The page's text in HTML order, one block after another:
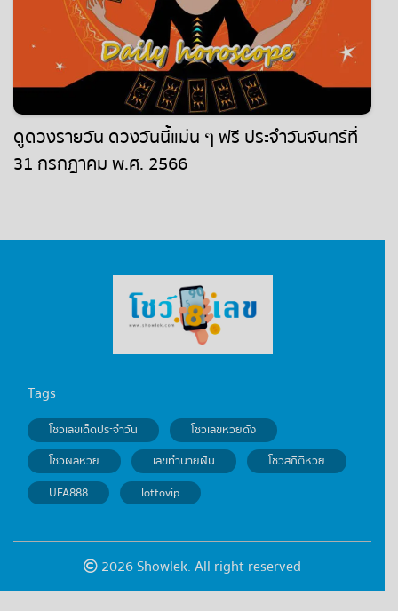
ดูดวงรายวัน ดวงวันนี้แม่น ๆ ฟรี ประจำวันจันทร์ที่
31 กรกฎาคม พ.ศ. 2566
Tags
โชว์เลขเด็ดประจำวัน
โชว์เลขหวยดัง
โชว์ผลหวย
เลขทำนายฝัน
โชว์สถิติหวย
UFA888
lottovip
2026 Showlek. All right reserved